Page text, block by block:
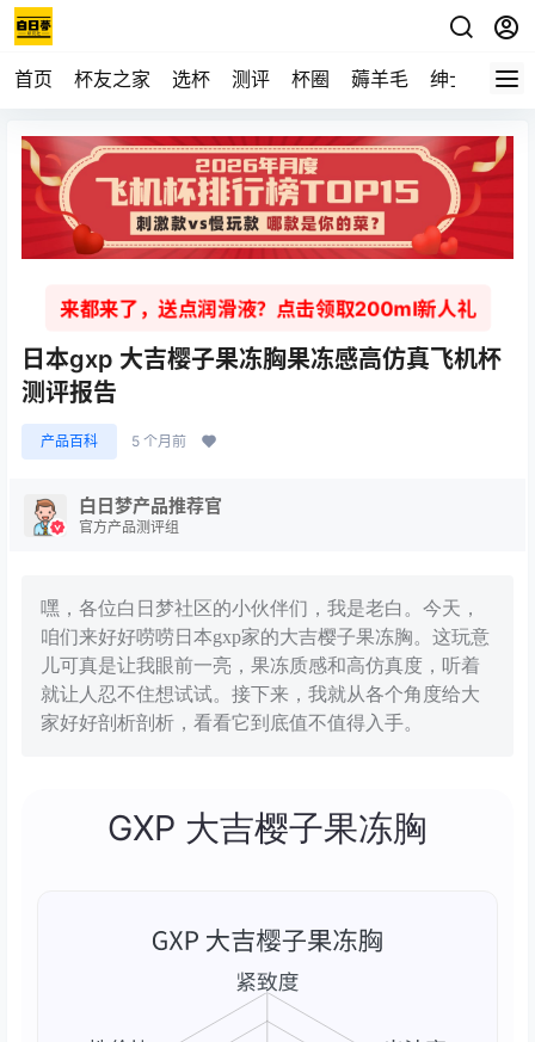
首页 杯友之家 选杯 测评 杯圈 薅羊毛 绅士 视频
来都来了，送点润滑液？点击领取200ml新人礼
日本gxp 大吉樱子果冻胸果冻感高仿真飞机杯
测评报告
产品百科 5 个月前
白日梦产品推荐官
官方产品测评组
嘿，各位白日梦社区的小伙伴们，我是老白。今天，
咱们来好好唠唠日本gxp家的大吉樱子果冻胸。这玩意
儿可真是让我眼前一亮，果冻质感和高仿真度，听着
就让人忍不住想试试。接下来，我就从各个角度给大
家好好剖析剖析，看看它到底值不值得入手。
GXP 大吉樱子果冻胸